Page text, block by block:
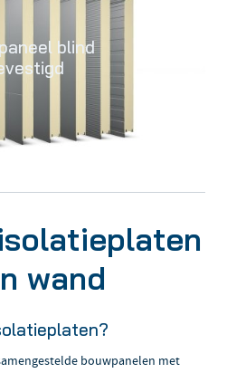
blind
wand
bouwpanelen met